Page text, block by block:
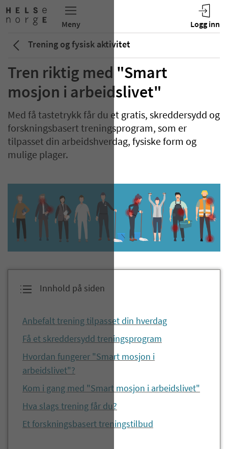
Trening og fysisk aktivitet
Tren riktig med "Smart
mosjon i arbeidslivet"
Med få tastetrykk får du et gratis, skreddersydd og
forskningsbasert treningsprogram, som er
tilpasset din arbeidshverdag, fysiske form og
mulige plager.
Innhold på siden
Anbefalt trening tilpasset din hverdag
Få et skreddersydd treningsprogram
Hvordan fungerer "Smart mosjon i
arbeidslivet"?
Kom i gang med "Smart mosjon i arbeidslivet"
Hva slags trening får du?
Et forskningsbasert treningstilbud